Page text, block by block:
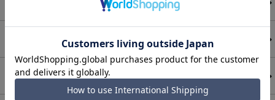
AUI NITE
アウィナイト